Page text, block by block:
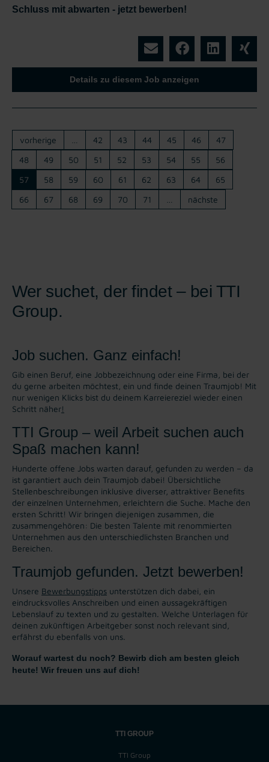
Schluss mit abwarten - jetzt bewerben!
Details zu diesem Job anzeigen
vorherige 42 43 44 45 46
47
48
49 50 51 52 53 54 55
56
57
58 59 60 61 62 63 64
65
66
67 68 69 70 71 nächste
Wer suchet, der findet – bei TTI
Group.
Job suchen. Ganz einfach!
Gib einen Beruf, eine Jobbezeichnung oder eine Firma, bei der
du gerne arbeiten möchtest, ein und finde deinen Traumjob! Mit
nur wenigen Klicks bist du deinem Karreiereziel wieder einen
Schritt näher!
TTI Group – weil Arbeit suchen auch
Spaß machen kann!
Hunderte offene Jobs warten darauf, gefunden zu werden – da
ist garantiert auch dein Traumjob dabei! Übersichtliche
Stellenbeschreibungen inklusive diverser, attraktiver Benefits
der einzelnen Unternehmen, erleichtern die Suche. Mache den
ersten Schritt! Wir bringen diejenigen zusammen, die
zusammengehören: Die besten Talente mit renommierten
Unternehmen aus den unterschiedlichsten Branchen und
Bereichen.
Traumjob gefunden. Jetzt bewerben!
Unsere Bewerbungstipps unterstützen dich dabei, ein
eindrucksvolles Anschreiben und einen aussagekräftigen
Lebenslauf zu texten und zu gestalten. Welche Unterlagen für
deinen zukünftigen Arbeitgeber sonst noch relevant sind,
erfährst du ebenfalls von uns.
Worauf wartest du noch? Bewirb dich am besten gleich
heute! Wir freuen uns auf dich!
TTI GROUP
TTI Group